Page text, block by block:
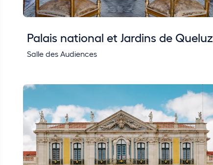
Palais national et Jardins de Queluz
Salle des Audiences